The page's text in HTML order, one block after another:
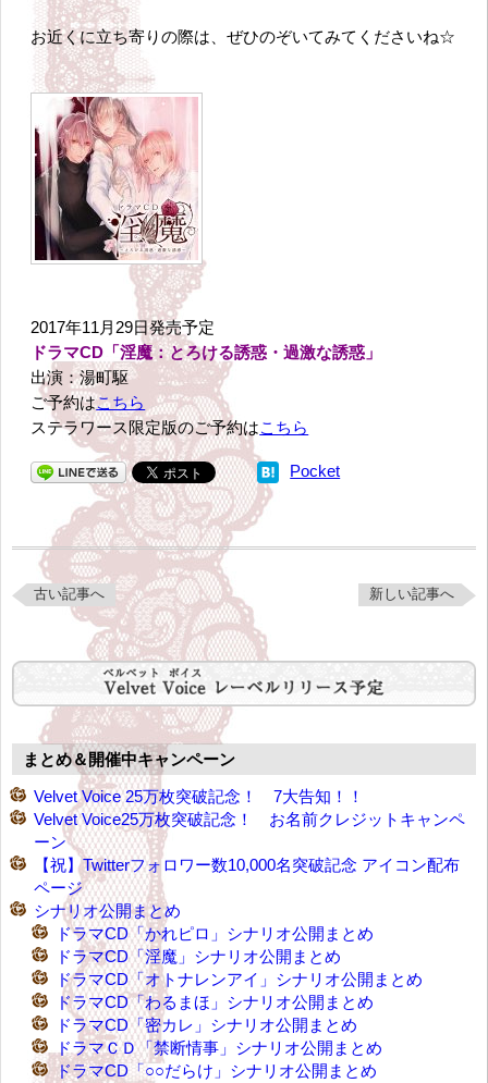
お近くに立ち寄りの際は、ぜひのぞいてみてくださいね☆
2017年11月29日発売予定
ドラマCD「淫魔：とろける誘惑・過激な誘惑」
出演：湯町駆
ご予約はこちら
ステラワース限定版のご予約はこちら
Pocket
古い記事へ 新しい記事へ
まとめ＆開催中キャンペーン
Velvet Voice 25万枚突破記念！ 7大告知！！
Velvet Voice25万枚突破記念！ お名前クレジットキャンペ
ーン
【祝】Twitterフォロワー数10,000名突破記念 アイコン配布
ページ
シナリオ公開まとめ
ドラマCD「かれピロ」シナリオ公開まとめ
ドラマCD「淫魔」シナリオ公開まとめ
ドラマCD「オトナレンアイ」シナリオ公開まとめ
ドラマCD「わるまほ」シナリオ公開まとめ
ドラマCD「密カレ」シナリオ公開まとめ
ドラマＣＤ「禁断情事」シナリオ公開まとめ
ドラマCD「○○だらけ」シナリオ公開まとめ